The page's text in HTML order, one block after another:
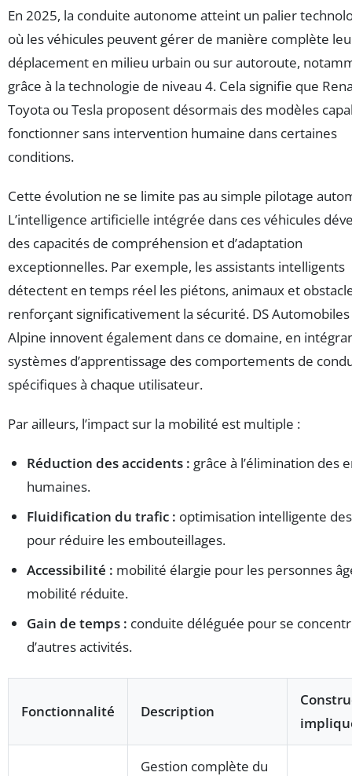
En 2025, la conduite autonome atteint un palier
où les véhicules peuvent gérer de manière complète
déplacement en milieu urbain ou sur autoroute,
grâce à la technologie de niveau 4. Cela signifie que
Toyota ou Tesla proposent désormais des modèles
fonctionner sans intervention humaine dans certaines
conditions.
Cette évolution ne se limite pas au simple pilotage
L’intelligence artificielle intégrée dans ces véhicules
des capacités de compréhension et d’adaptation
exceptionnelles. Par exemple, les assistants intelligents
détectent en temps réel les piétons, animaux et
renforçant significativement la sécurité. DS
Alpine innovent également dans ce domaine, en
systèmes d’apprentissage des comportements de
spécifiques à chaque utilisateur.
Par ailleurs, l’impact sur la mobilité est multiple :
Réduction des accidents : grâce à l’élimination des
humaines.
Fluidification du trafic : optimisation intelligente
pour réduire les embouteillages.
Accessibilité : mobilité élargie pour les personnes
mobilité réduite.
Gain de temps : conduite déléguée pour se
d’autres activités.
Fonctionnalité Description
Gestion complète du